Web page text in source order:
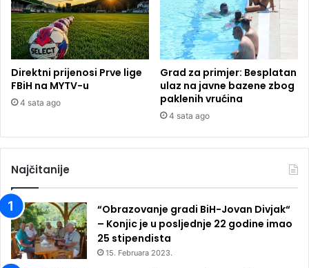
Direktni prijenosi Prve lige
FBiH na MYTV-u
4 sata ago
Grad za primjer: Besplatan
ulaz na javne bazene zbog
paklenih vrućina
4 sata ago
Najčitanije
“Obrazovanje gradi BiH-Jovan Divjak“
– Konjic je u posljednje 22 godine imao
25 ​​stipendista
15. Februara 2023.